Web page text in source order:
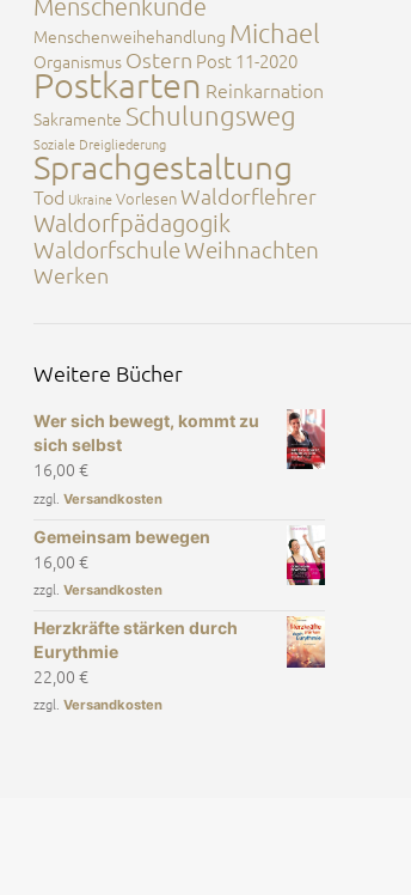
Menschenkunde
Menschenweihehandlung Michael
Organismus Ostern Post 11-2020
Postkarten Reinkarnation
Sakramente Schulungsweg
Soziale Dreigliederung
Sprachgestaltung
Tod UkraineVorlesenWaldorflehrer
Waldorfpädagogik
WaldorfschuleWeihnachten
Werken
Weitere Bücher
Wer sich bewegt, kommt zu
sich selbst
16,00 €
zzgl. Versandkosten
Gemeinsam bewegen
16,00 €
zzgl. Versandkosten
Herzkräfte stärken durch
Eurythmie
22,00 €
zzgl. Versandkosten